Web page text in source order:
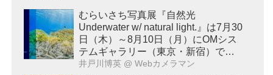
むらいさち写真展『自然光
Underwater w/ natural light.』は7月30
日（木）～8月10日（月）にOMシス
テムギャラリー（東京・新宿）で開
催！
井戸川博英 @ Webカメラマン